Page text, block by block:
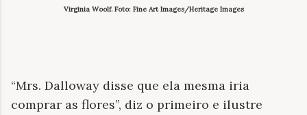
Virginia Woolf. Foto: Fine Art Images/Heritage Images
“Mrs. Dalloway disse que ela mesma iria
comprar as flores”, diz o primeiro e ilustre